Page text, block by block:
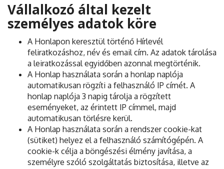
Vállalkozó által kezelt
személyes adatok köre
A Honlapon keresztül történő Hírlevél
feliratkozáshoz, név és email cím. Az adatok tárolása
a leiratkozással egyidőben azonnal megtörténik.
A Honlap használata során a honlap naplója
automatikusan rögzíti a felhasználó IP címét. A
honlap naplója 3 napig tárolja a rögzített
eseményeket, az érintett IP címmel, majd
automatikusan törlésre kerül.
A Honlap használata során a rendszer cookie-kat
(sütiket) helyez el a felhasználó számítógépén. A
cookie-k célja a böngészési élmény javítása, a
személyre szóló szolgáltatás biztosítása, illetve az